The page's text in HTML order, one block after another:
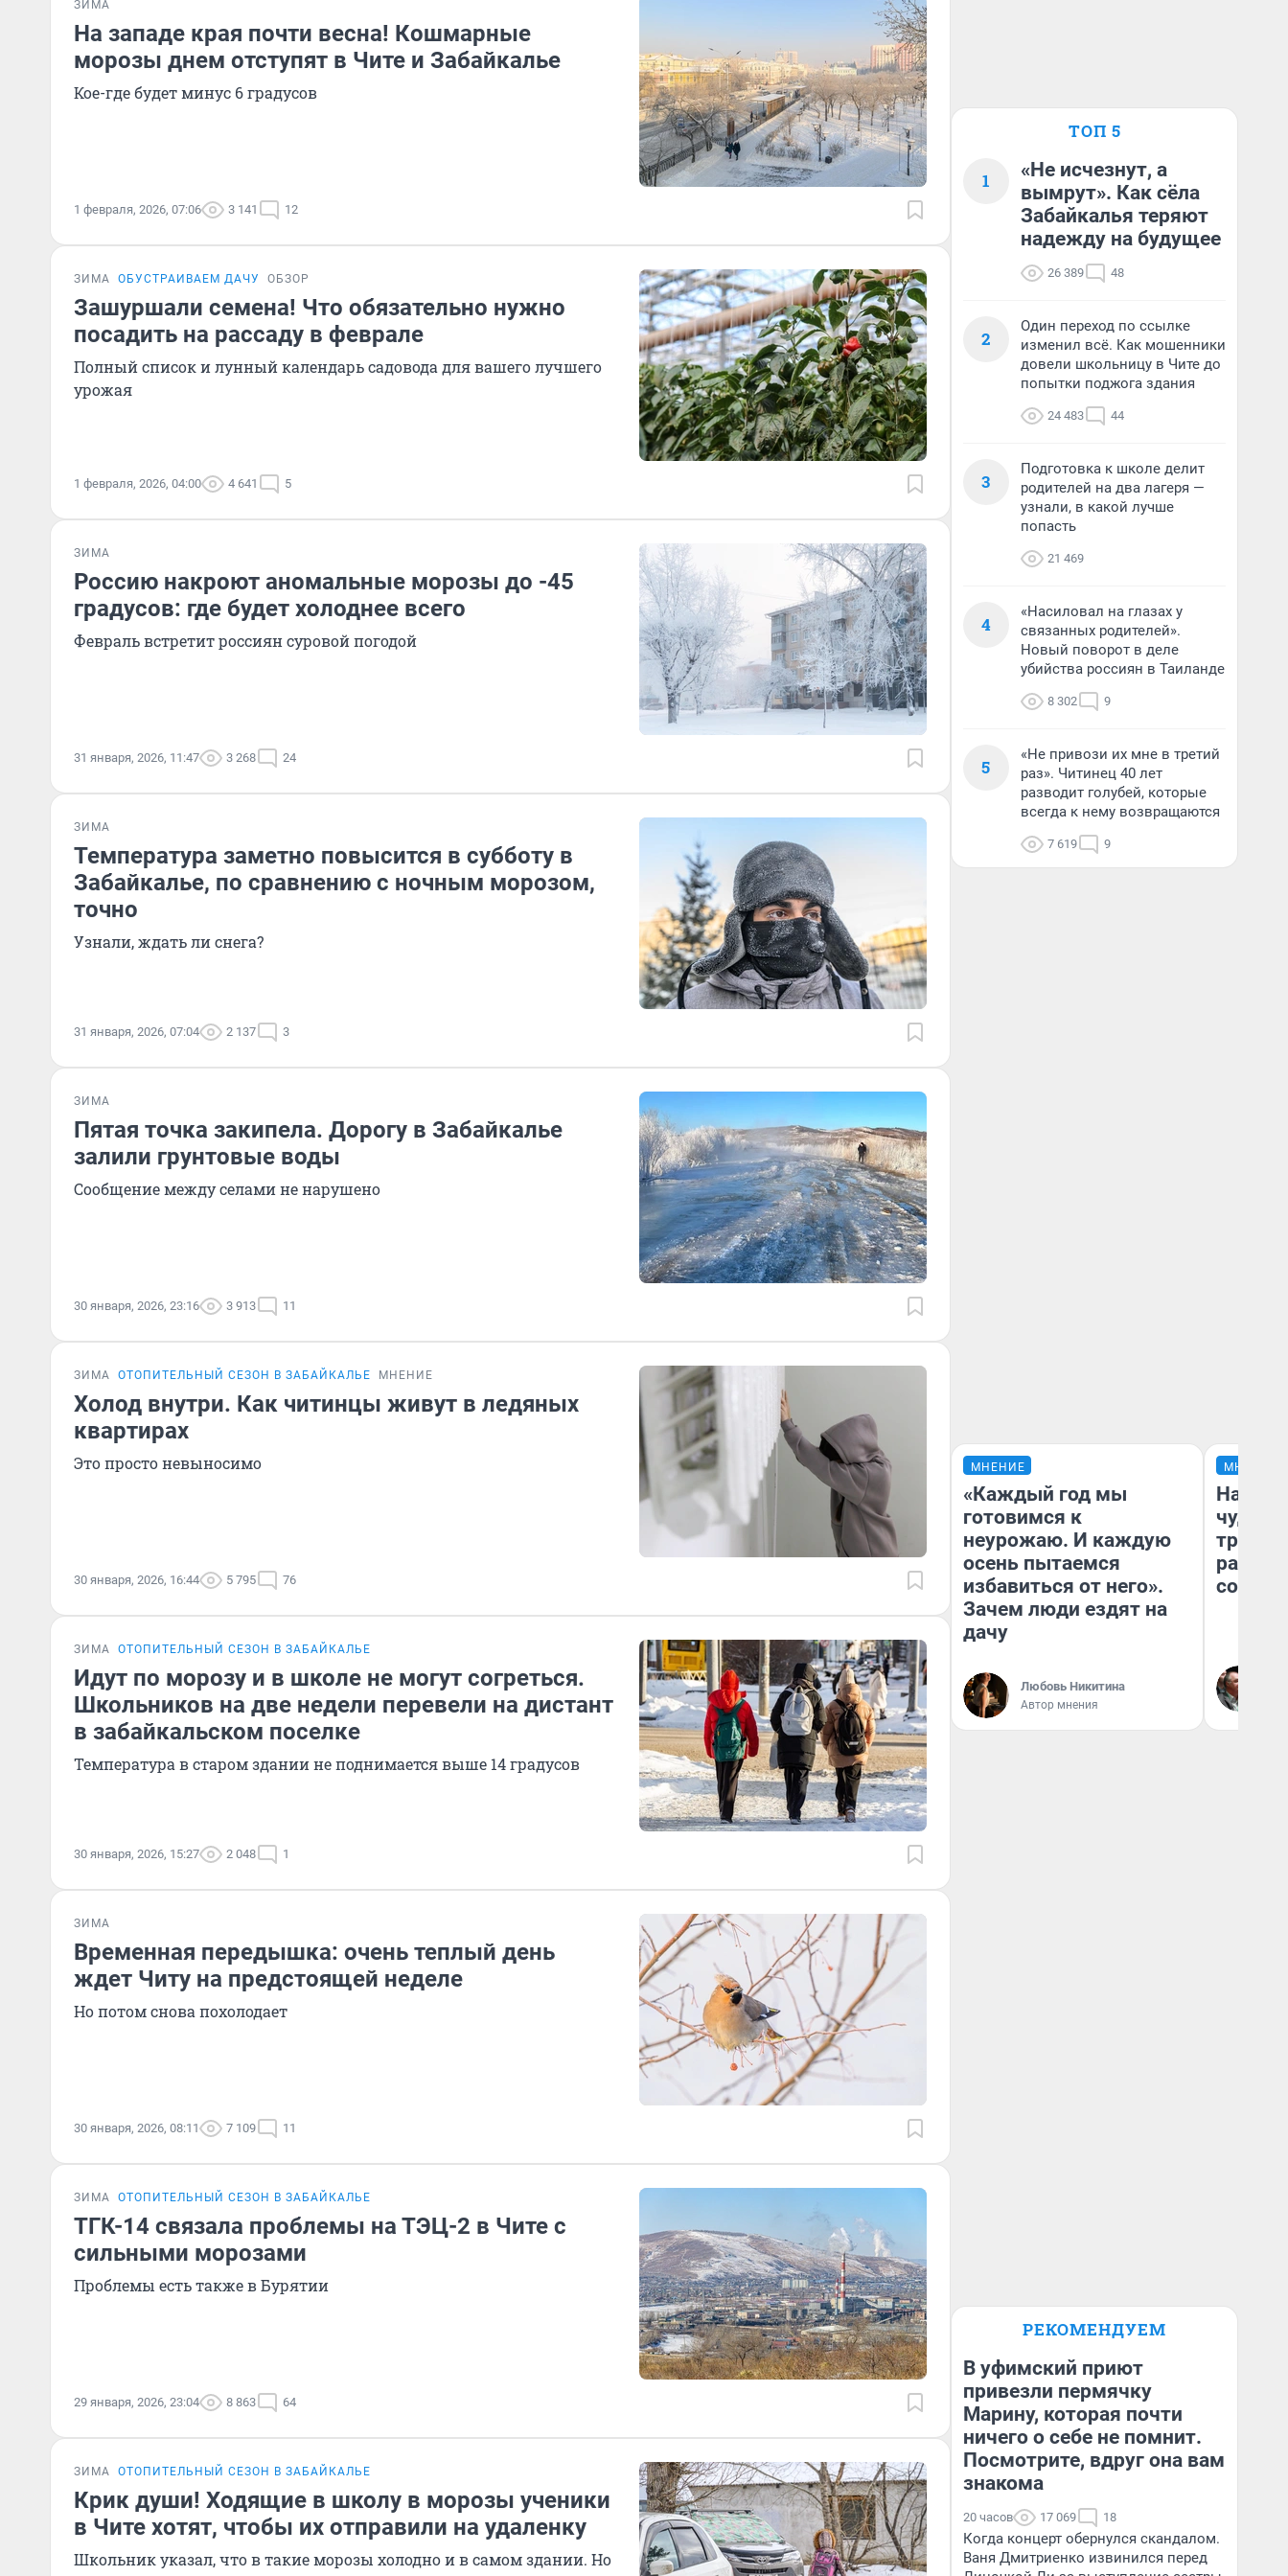
ЗИМА
На западе края почти весна! Кошмарные
морозы днем отступят в Чите и Забайкалье
Кое-где будет минус 6 градусов
1 февраля, 2026, 07:06 3 141 12
ЗИМА ОБУСТРАИВАЕМ ДАЧУ ОБЗОР
Зашуршали семена! Что обязательно нужно
посадить на рассаду в феврале
Полный список и лунный календарь садовода для вашего лучшего
урожая
1 февраля, 2026, 04:00 4 641 5
ЗИМА
Россию накроют аномальные морозы до -45
градусов: где будет холоднее всего
Февраль встретит россиян суровой погодой
31 января, 2026, 11:47 3 268 24
ЗИМА
Температура заметно повысится в субботу в
Забайкалье, по сравнению с ночным морозом,
точно
Узнали, ждать ли снега?
31 января, 2026, 07:04 2 137 3
ЗИМА
Пятая точка закипела. Дорогу в Забайкалье
залили грунтовые воды
Сообщение между селами не нарушено
30 января, 2026, 23:16 3 913 11
ЗИМА ОТОПИТЕЛЬНЫЙ СЕЗОН В ЗАБАЙКАЛЬЕ МНЕНИЕ
Холод внутри. Как читинцы живут в ледяных
квартирах
Это просто невыносимо
30 января, 2026, 16:44 5 795 76
ЗИМА ОТОПИТЕЛЬНЫЙ СЕЗОН В ЗАБАЙКАЛЬЕ
Идут по морозу и в школе не могут согреться.
Школьников на две недели перевели на дистант
в забайкальском поселке
Температура в старом здании не поднимается выше 14 градусов
30 января, 2026, 15:27 2 048 1
ЗИМА
Временная передышка: очень теплый день
ждет Читу на предстоящей неделе
Но потом снова похолодает
30 января, 2026, 08:11 7 109 11
ЗИМА ОТОПИТЕЛЬНЫЙ СЕЗОН В ЗАБАЙКАЛЬЕ
ТГК-14 связала проблемы на ТЭЦ-2 в Чите с
сильными морозами
Проблемы есть также в Бурятии
29 января, 2026, 23:04 8 863 64
ЗИМА ОТОПИТЕЛЬНЫЙ СЕЗОН В ЗАБАЙКАЛЬЕ
Крик души! Ходящие в школу в морозы ученики
в Чите хотят, чтобы их отправили на удаленку
Школьник указал, что в такие морозы холодно и в самом здании. Но
ТОП 5
1
«Не исчезнут, а
вымрут». Как сёла
Забайкалья теряют
надежду на будущее
26 389 48
2
Один переход по ссылке
изменил всё. Как мошенники
довели школьницу в Чите до
попытки поджога здания
24 483 44
3
Подготовка к школе делит
родителей на два лагеря —
узнали, в какой лучше
попасть
21 469
4
«Насиловал на глазах у
связанных родителей».
Новый поворот в деле
убийства россиян в Таиланде
8 302 9
5
«Не привози их мне в третий
раз». Читинец 40 лет
разводит голубей, которые
всегда к нему возвращаются
7 619 9
МНЕНИЕ
«Каждый год мы
готовимся к
неурожаю. И каждую
осень пытаемся
избавиться от него».
Зачем люди ездят на
дачу
Любовь Никитина
Автор мнения
МНЕНИЕ
чудом
РЕКОМЕНДУЕМ
В уфимский приют
привезли пермячку
Марину, которая почти
ничего о себе не помнит.
Посмотрите, вдруг она вам
знакома
20 часов 17 069 18
Когда концерт обернулся скандалом.
Ваня Дмитриенко извинился перед